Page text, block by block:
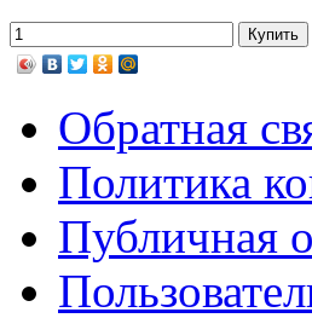
Обратная
Политика
Публичная